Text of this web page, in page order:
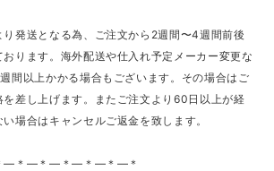
発送となる為、ご注文から2週間〜4週間前後
ります。海外配送や仕入れ予定メーカー変更な
間以上かかる場合もございます。その場合はご
差し上げます。またご注文より60日以上が経
場合はキャンセルご返金を致します。
＊—＊—＊—＊—＊—＊